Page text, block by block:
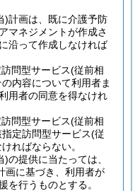
)計画は、既に介護予防
マネジメントが作成さ
沿って作成しなければ
問型サービス(従前相
内容について利用者ま
用者の同意を得なけれ
問型サービス(従前相
定訪問型サービス(従
ればならない。
)の提供に当たっては、
画に基づき、利用者が
を行うものとする。